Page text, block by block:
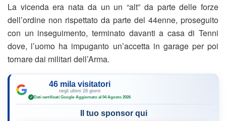
La vicenda era nata da un un “alt” da parte delle forze
dell’ordine non rispettato da parte del 44enne, proseguito
con un inseguimento, terminato davanti a casa di Tenni
dove, l’uomo ha impuganto un’accetta in garage per poi
tornare dai militari dell’Arma.
46 mila visitatori
negli ultimi 28 giorni
✓ Dati certificati Google·Aggiornato al 04 Agosto 2026
Il tuo sponsor qui